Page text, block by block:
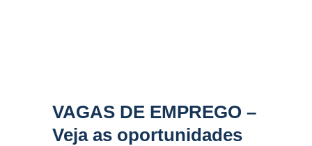
VAGAS DE EMPREGO –
Veja as oportunidades